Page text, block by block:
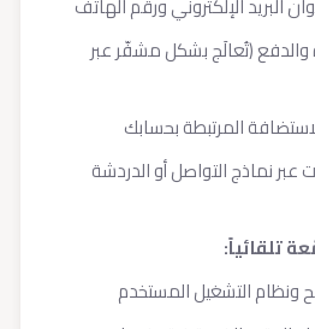
البريد الإلكتروني ورقم الهاتف
(تُعالَج بشكل مشفّر عبر
المرتبطة بحسابك
عبر نماذج التواصل أو الدردشة